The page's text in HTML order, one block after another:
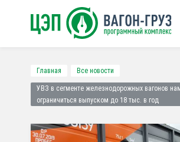
Главная Все новости
УВЗ в сегменте железнодорожных вагонов
ограничиться выпуском до 18 тыс. в год